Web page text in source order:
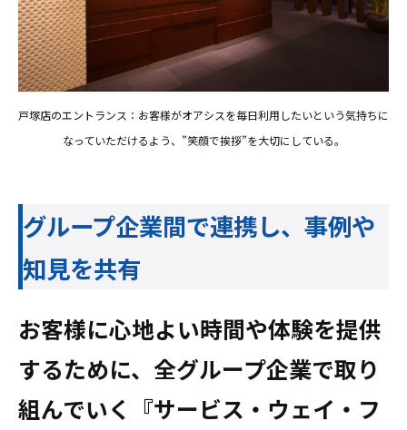
戸塚店のエントランス：お客様がオアシスを毎日利用したいという気持ちに
なっていただけるよう、”笑顔で挨拶”を大切にしている。
グループ企業間で連携し、事例や
知見を共有
お客様に心地よい時間や体験を提供
するために、全グループ企業で取り
組んでいく『サービス・ウェイ・フ